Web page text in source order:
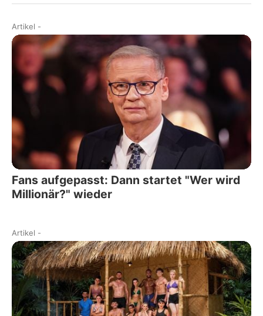
Artikel -
Fans aufgepasst: Dann startet "Wer wird
Millionär?" wieder
Artikel -